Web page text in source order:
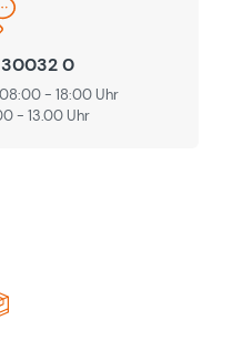
0
- 18:00 Uhr
- 13.00 Uhr